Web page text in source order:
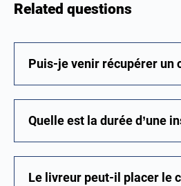
Related questions
Puis-je venir récupérer un
Quelle est la durée d’une
Le livreur peut-il placer le